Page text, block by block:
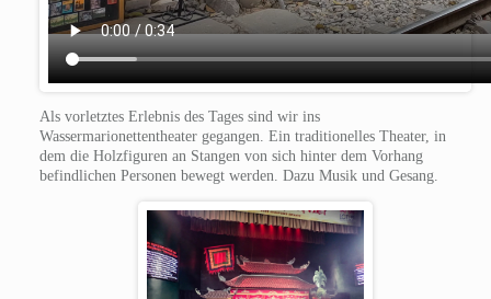
Als vorletztes Erlebnis des Tages sind wir ins
Wassermarionettentheater gegangen. Ein traditionelles Theater, in
dem die Holzfiguren an Stangen von sich hinter dem Vorhang
befindlichen Personen bewegt werden. Dazu Musik und Gesang.